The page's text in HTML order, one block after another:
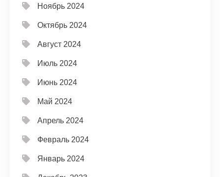
Ноябрь 2024
Октябрь 2024
Август 2024
Июль 2024
Июнь 2024
Май 2024
Апрель 2024
Февраль 2024
Январь 2024